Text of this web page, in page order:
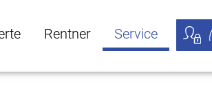
Untermenü öffnen
Rentner Service